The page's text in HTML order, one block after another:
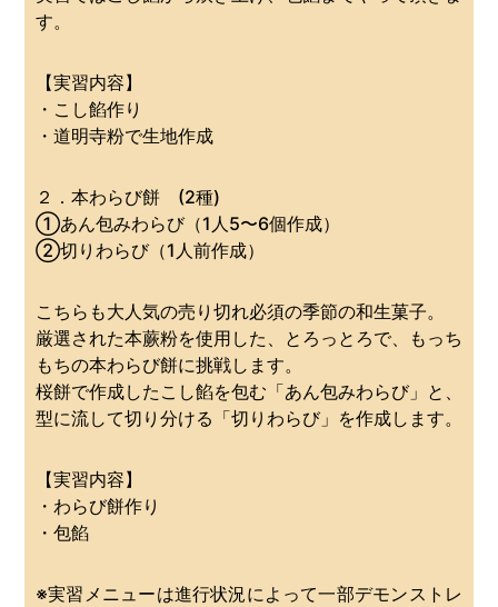
す。
【実習内容】
・こし餡作り
・道明寺粉で生地作成
２．本わらび餅 (2種)
①あん包みわらび（1人5〜6個作成）
②切りわらび（1人前作成）
こちらも大人気の売り切れ必須の季節の和生菓子。
厳選された本蕨粉を使用した、とろっとろで、もっち
もちの本わらび餅に挑戦します。
桜餅で作成したこし餡を包む「あん包みわらび」と、
型に流して切り分ける「切りわらび」を作成します。
【実習内容】
・わらび餅作り
・包餡
※実習メニューは進行状況によって一部デモンストレ